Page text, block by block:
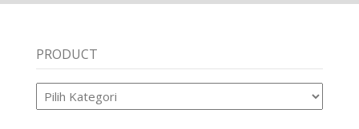
PRODUCT
Product